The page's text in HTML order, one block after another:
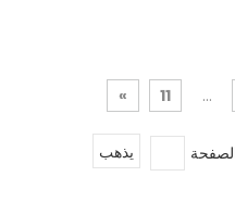
...
11
»
يذهب